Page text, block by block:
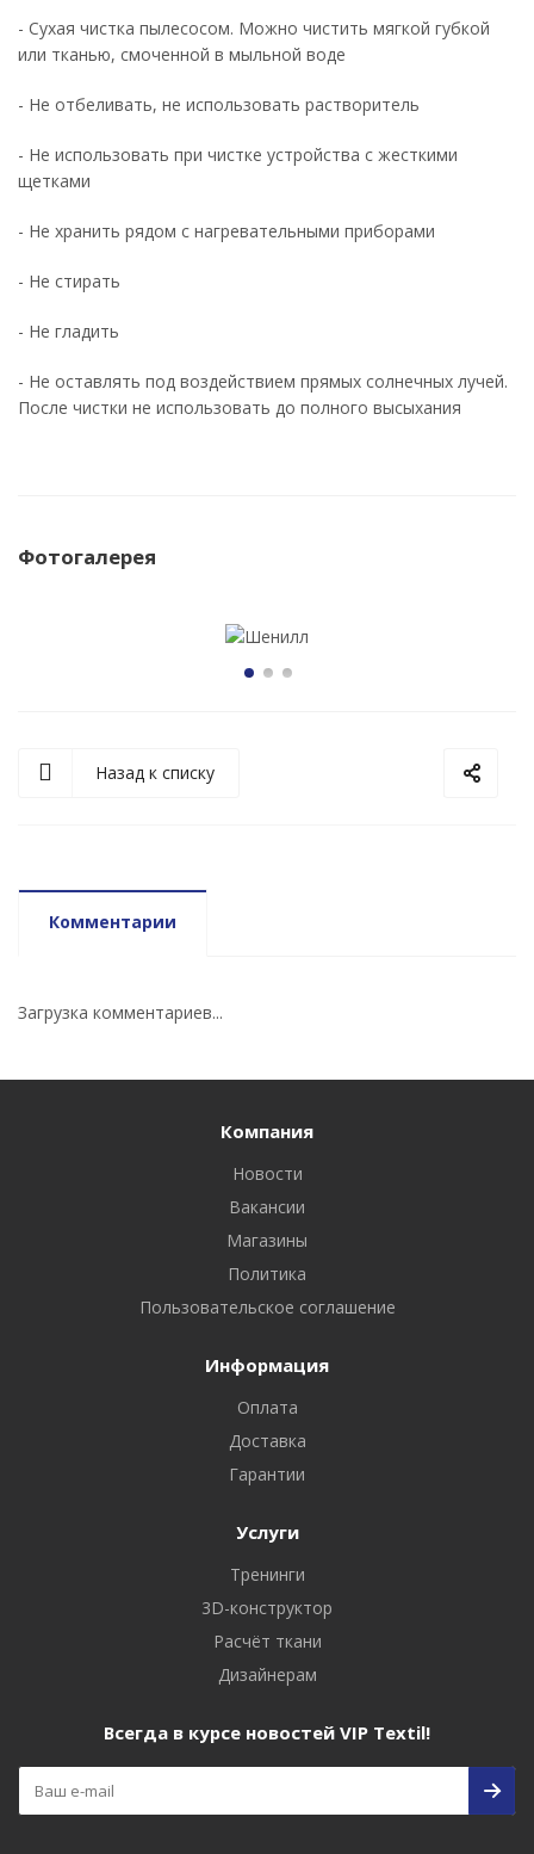
- Сухая чистка пылесосом. Можно чистить мягкой губкой
или тканью, смоченной в мыльной воде
- Не отбеливать, не использовать растворитель
- Не использовать при чистке устройства с жесткими
щетками
- Не хранить рядом с нагревательными приборами
- Не стирать
- Не гладить
- Не оставлять под воздействием прямых солнечных лучей.
После чистки не использовать до полного высыхания
Фотогалерея
Назад к списку
Комментарии
Загрузка комментариев...
Компания
Новости
Вакансии
Магазины
Политика
Пользовательское соглашение
Информация
Оплата
Доставка
Гарантии
Услуги
Тренинги
3D-конструктор
Расчёт ткани
Дизайнерам
Всегда в курсе новостей VIP Textil!